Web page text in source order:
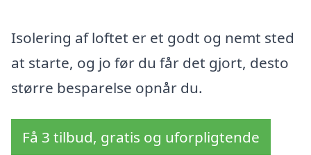
Isolering af loftet er et godt og nemt sted
at starte, og jo før du får det gjort, desto
større besparelse opnår du.
Få 3 tilbud, gratis og uforpligtende